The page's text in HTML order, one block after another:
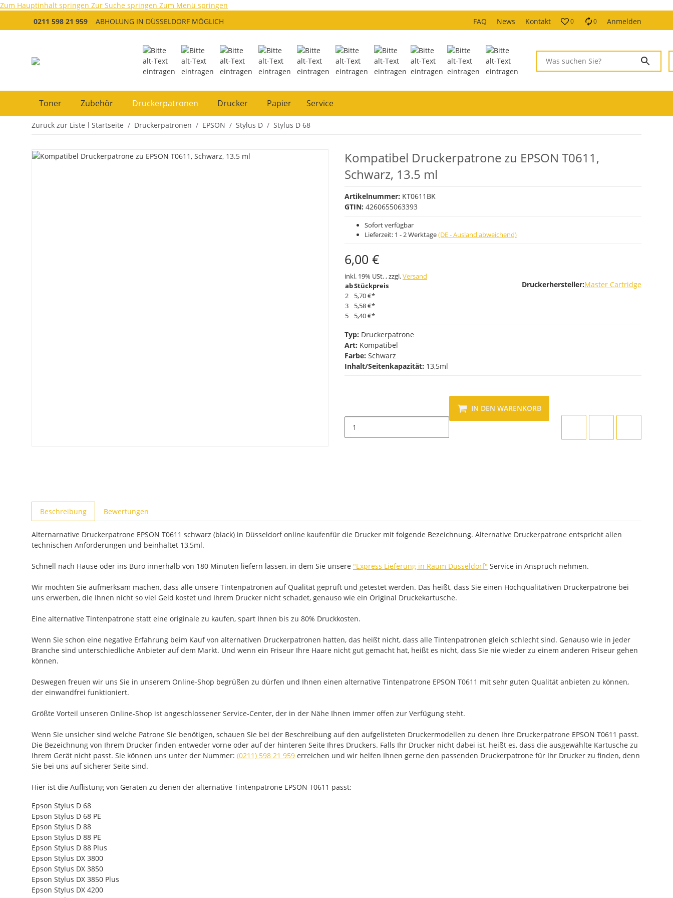
Zum Hauptinhalt springen Zur Suche springen Zum Menü springen
0211 598 21 959
ABHOLUNG IN DÜSSELDORF MÖGLICH FAQ News Kontakt 0 0 Anmelden
Toner Zubehör Druckerpatronen Drucker Papier Service
Zurück zur Liste Startseite Druckerpatronen EPSON Stylus D Stylus D 68
Kompatibel Druckerpatrone zu EPSON T0611,
Schwarz, 13.5 ml
Artikelnummer: KT0611BK
GTIN: 4260655063393
Sofort verfügbar
Lieferzeit: 1 - 2 Werktage(DE - Ausland abweichend)
6,00 €
inkl. 19% USt. , zzgl.Versand
abStückpreis
2
5,70 €*
3
5,58 €*
5
5,40 €*
Druckerhersteller:Master Cartridge
Typ: Druckerpatrone
Art: Kompatibel
Farbe: Schwarz
Inhalt/Seitenkapazität: 13,5ml
IN DEN WARENKORB
weitere Registerkarten anzeigen
Beschreibung Bewertungen
Alternarnative Druckerpatrone EPSON T0611 schwarz (black) in Düsseldorf online kaufenfür die Drucker mit folgende Bezeichnung. Alternative Druckerpatrone entspricht allen
technischen Anforderungen und beinhaltet 13,5ml.
Schnell nach Hause oder ins Büro innerhalb von 180 Minuten liefern lassen, in dem Sie unsere "Express Lieferung in Raum Düsseldorf" Service in Anspruch nehmen.
Wir möchten Sie aufmerksam machen, dass alle unsere Tintenpatronen auf Qualität geprüft und getestet werden. Das heißt, dass Sie einen Hochqualitativen Druckerpatrone bei
uns erwerben, die Ihnen nicht so viel Geld kostet und Ihrem Drucker nicht schadet, genauso wie ein Original Druckekartusche.
Eine alternative Tintenpatrone statt eine originale zu kaufen, spart Ihnen bis zu 80% Druckkosten.
Wenn Sie schon eine negative Erfahrung beim Kauf von alternativen Druckerpatronen hatten, das heißt nicht, dass alle Tintenpatronen gleich schlecht sind. Genauso wie in jeder
Branche sind unterschiedliche Anbieter auf dem Markt. Und wenn ein Friseur Ihre Haare nicht gut gemacht hat, heißt es nicht, dass Sie nie wieder zu einem anderen Friseur gehen
können.
Deswegen freuen wir uns Sie in unserem Online-Shop begrüßen zu dürfen und Ihnen einen alternative Tintenpatrone EPSON T0611 mit sehr guten Qualität anbieten zu können,
der einwandfrei funktioniert.
Größte Vorteil unseren Online-Shop ist angeschlossener Service-Center, der in der Nähe Ihnen immer offen zur Verfügung steht.
Wenn Sie unsicher sind welche Patrone Sie benötigen, schauen Sie bei der Beschreibung auf den aufgelisteten Druckermodellen zu denen Ihre Druckerpatrone EPSON T0611 passt.
Die Bezeichnung von Ihrem Drucker finden entweder vorne oder auf der hinteren Seite Ihres Druckers. Falls Ihr Drucker nicht dabei ist, heißt es, dass die ausgewählte Kartusche zu
Ihrem Gerät nicht passt. Sie können uns unter der Nummer: (0211) 598 21 959 erreichen und wir helfen Ihnen gerne den passenden Druckerpatrone für Ihr Drucker zu finden, denn
Sie bei uns auf sicherer Seite sind.
Hier ist die Auflistung von Geräten zu denen der alternative Tintenpatrone EPSON T0611 passt:
Epson Stylus D 68
Epson Stylus D 68 PE
Epson Stylus D 88
Epson Stylus D 88 PE
Epson Stylus D 88 Plus
Epson Stylus DX 3800
Epson Stylus DX 3850
Epson Stylus DX 3850 Plus
Epson Stylus DX 4200